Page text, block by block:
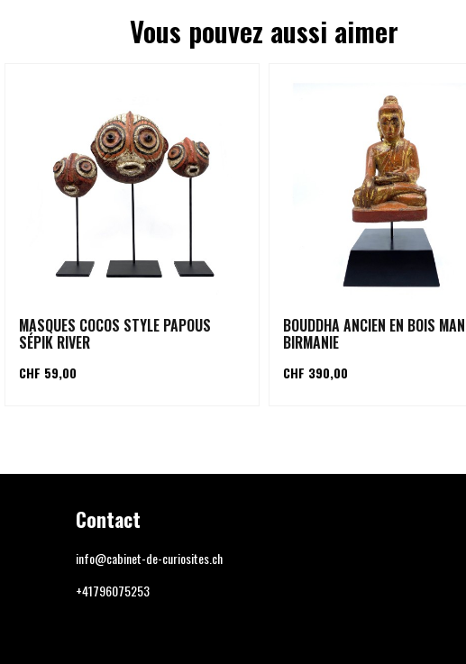
Vous pouvez aussi aimer
MASQUES COCOS STYLE PAPOUS
SÉPIK RIVER
CHF 59,00
BOUDDHA ANCIEN EN BOIS
BIRMANIE
CHF 390,00
Contact
info@cabinet-de-curiosites.ch
+41796075253